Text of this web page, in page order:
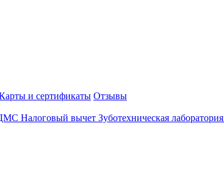
и сертификаты Отзывы
Налоговый вычет Зуботехническая лаборатория